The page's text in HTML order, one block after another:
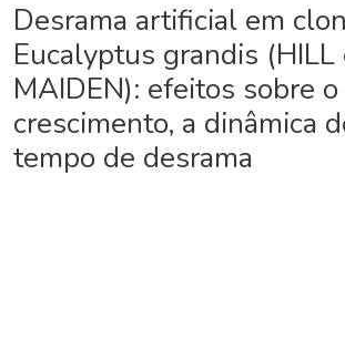
Desrama artificial em
Eucalyptus grandis (HILL
MAIDEN): efeitos sobre o
crescimento, a dinâmica
tempo de desrama